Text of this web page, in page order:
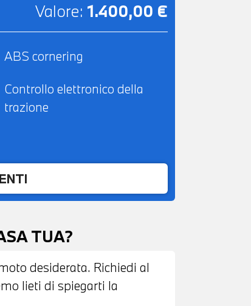
Valore: 1.400,00 €
ABS cornering
Controllo elettronico della
trazione
TUA?
desiderata. Richiedi al
lieti di spiegarti la